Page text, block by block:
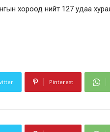
хороод нийт 127 удаа
Pinterest